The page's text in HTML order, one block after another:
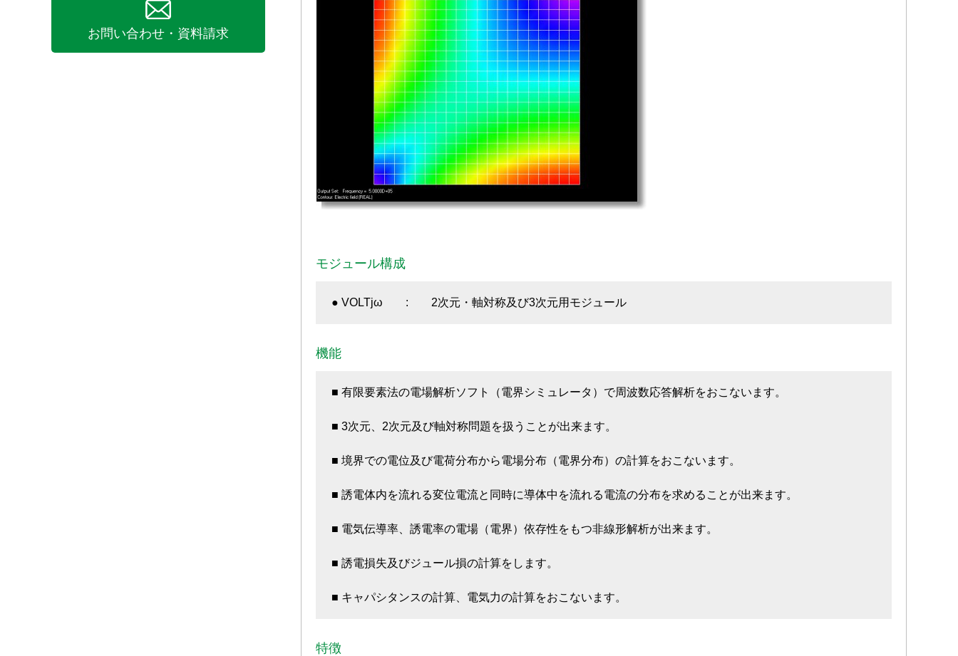
モジュール構成
● VOLTjω : 2次元・軸対称及び3次元用モジュール
機能
■ 有限要素法の電場解析ソフト（電界シミュレータ）で周波数応答解析をおこないます。
■ 3次元、2次元及び軸対称問題を扱うことが出来ます。
■ 境界での電位及び電荷分布から電場分布（電界分布）の計算をおこないます。
■ 誘電体内を流れる変位電流と同時に導体中を流れる電流の分布を求めることが出来ます。
■ 電気伝導率、誘電率の電場（電界）依存性をもつ非線形解析が出来ます。
■ 誘電損失及びジュール損の計算をします。
■ キャパシタンスの計算、電気力の計算をおこないます。
特徴
お問い合わせ・資料請求